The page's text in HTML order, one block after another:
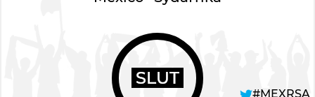
SLUT
#MEXRSA